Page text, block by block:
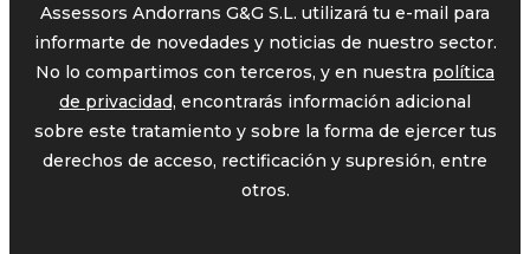
Assessors Andorrans G&G S.L. utilizará tu e-mail para
informarte de novedades y noticias de nuestro sector.
No lo compartimos con terceros, y en nuestra política
de privacidad, encontrarás información adicional
sobre este tratamiento y sobre la forma de ejercer tus
derechos de acceso, rectificación y supresión, entre
otros.